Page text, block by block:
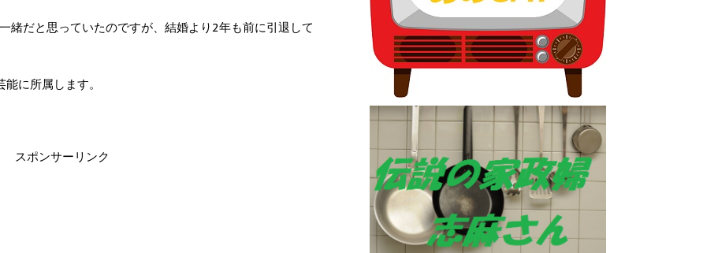
緒だと思っていたのですが、結婚より2年も前に引退して
に所属します。
スポンサーリンク